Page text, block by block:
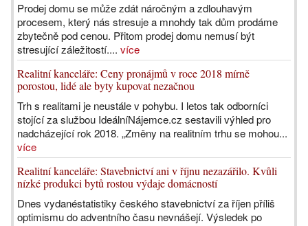
Prodej domu se může zdát náročným a zdlouhavým
procesem, který nás stresuje a mnohdy tak dům prodáme
zbytečně pod cenou. Přitom prodej domu nemusí být
stresující záležitostí.... více
Realitní kanceláře: Ceny pronájmů v roce 2018 mírně
porostou, lidé ale byty kupovat nezačnou
Trh s realitami je neustále v pohybu. I letos tak odborníci
stojící za službou IdeálníNájemce.cz sestavili výhled pro
nadcházející rok 2018. „Změny na realitním trhu se mohou...
více
Realitní kanceláře: Stavebnictví ani v říjnu nezazářilo. Kvůli
nízké produkci bytů rostou výdaje domácností
Dnes vydanéstatistiky českého stavebnictví za říjen příliš
optimismu do adventního času nevnášejí. Výsledek po